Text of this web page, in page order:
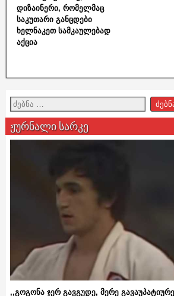
დიზაინერი, რომელმაც
საკუთარი განცდები
ხელნაკეთ სამკაულებად
აქცია
ჟურნალი სარკე
,,გოგონა ჯერ გავგუდე, მერე